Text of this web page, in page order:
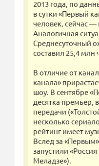
2013 года, по
в сутки «Первый
человек, сейчас
Аналогичная
Среднесуточный
составил 25,4 млн
В отличие от
канала»
шоу. В сентябре
десятка премьер,
передачи
несколько
рейтинг имеет
Вслед за
запустили
Меладзе»).